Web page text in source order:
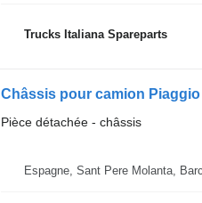
Trucks Italiana Spareparts
Châssis pour camion
Pièce détachée - châssis
Espagne, Sant Pere Molanta,